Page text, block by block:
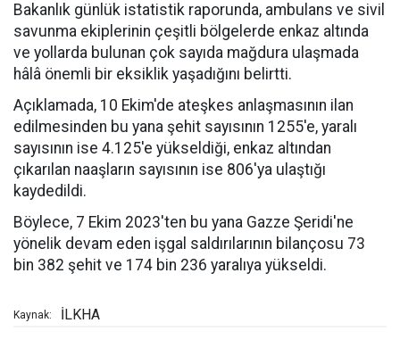
Bakanlık günlük istatistik raporunda, ambulans ve sivil
savunma ekiplerinin çeşitli bölgelerde enkaz altında
ve yollarda bulunan çok sayıda mağdura ulaşmada
hâlâ önemli bir eksiklik yaşadığını belirtti.
Açıklamada, 10 Ekim'de ateşkes anlaşmasının ilan
edilmesinden bu yana şehit sayısının 1255'e, yaralı
sayısının ise 4.125'e yükseldiği, enkaz altından
çıkarılan naaşların sayısının ise 806'ya ulaştığı
kaydedildi.
Böylece, 7 Ekim 2023'ten bu yana Gazze Şeridi'ne
yönelik devam eden işgal saldırılarının bilançosu 73
bin 382 şehit ve 174 bin 236 yaralıya yükseldi.
Kaynak: İLKHA